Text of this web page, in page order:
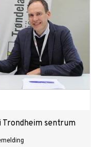
Trondheim sentrum